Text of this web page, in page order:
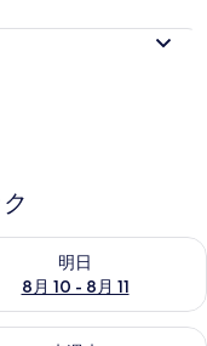
明日
8月 10 - 8月 11
10 - 8月 11 の空室状
ク
8月 21 - 8月 23 の空室